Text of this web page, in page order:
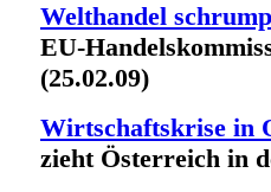
Welthandel
EU-
(25.02.09)
Wirtschaftskrise in
zieht Österreich in